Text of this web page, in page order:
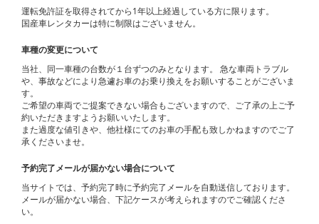
運転免許証を取得されてから1年以上経過している方に限ります。
国産車レンタカーは特に制限はございません。
車種の変更について
当社、同一車種の台数が１台ずつのみとなります。 急な車両トラブル
や、事故などにより急遽お車のお乗り換えをお願いすることがございま
す。
ご希望の車両でご提案できない場合もございますので、ご了承の上ご予
約いただきますようお願いいたします。
また過度な値引きや、他社様にてのお車の手配も致しかねますのでご了
承くださいませ。
予約完了メールが届かない場合について
当サイトでは、予約完了時に予約完了メールを自動送信しております。
メールが届かない場合、下記ケースが考えられますのでご確認くださ
い。